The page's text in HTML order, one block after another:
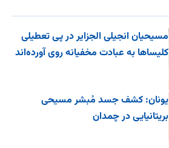
مسیحیان انجیلی الجزایر در پی تعطیلی
کلیساها به عبادت مخفیانه روی آورده‌اند
یونان: کشف جسد مُبشر مسیحی
بریتانیایی در چمدان